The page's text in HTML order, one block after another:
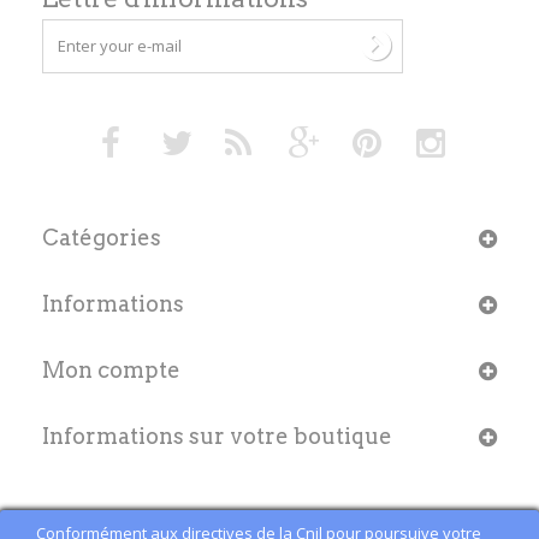
Conformément aux directives de la Cnil pour poursuive votre
Catégories
Informations
Mon compte
Informations sur votre boutique